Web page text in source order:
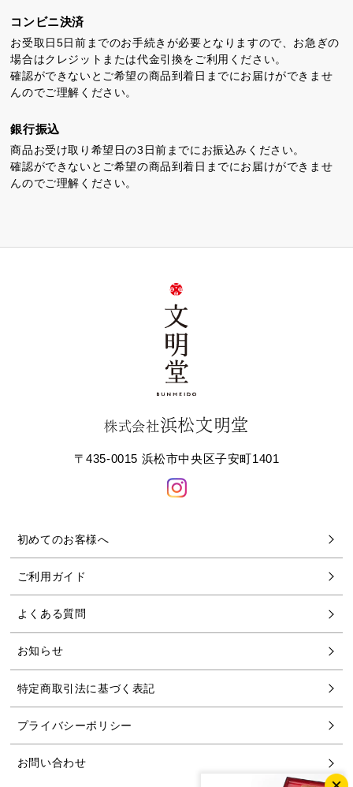
プライバシーポリシー
特定商取引法に基づく表記
コンビニ決済
お受取日5日前までのお手続きが必要となりますので、お急ぎの
場合はクレジットまたは代金引換をご利用ください。
確認ができないとご希望の商品到着日までにお届けができませ
んのでご理解ください。
銀行振込
商品お受け取り希望日の3日前までにお振込みください。
確認ができないとご希望の商品到着日までにお届けができませ
んのでご理解ください。
株式会社浜松文明堂
〒435-0015 浜松市中央区子安町1401
初めてのお客様へ
ご利用ガイド
よくある質問
お知らせ
特定商取引法に基づく表記
プライバシーポリシー
お問い合わせ